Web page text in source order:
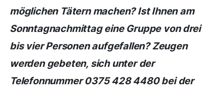
möglichen Tätern machen? Ist Ihnen am
Sonntagnachmittag eine Gruppe von drei
bis vier Personen aufgefallen? Zeugen
werden gebeten, sich unter der
Telefonnummer 0375 428 4480 bei der